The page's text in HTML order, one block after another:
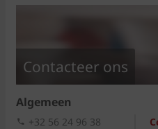
Contacteer ons
Algemeen
+32 56 24 96 38